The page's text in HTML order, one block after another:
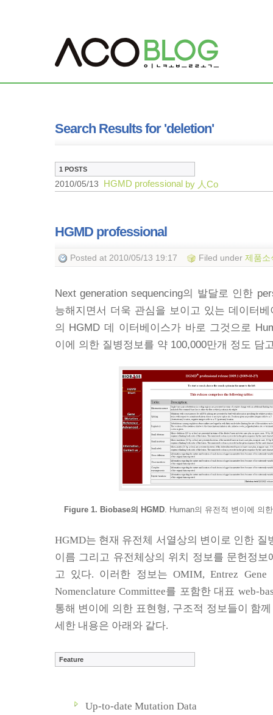
Search Results for 'deletion'
1 POSTS
2010/05/13 HGMD professional by 人Co
HGMD professional
Posted at 2010/05/13 19:17 Filed under제품소
Next generation sequencing의 발달로 인한
능해지면서 더욱 관심을 보이고 있는 데이터베
의
HGMD 데 이터베이스가 바로 그것으로
이에 의한 질병정보를 약100,000만개 정도 담
Figure 1. Biobase의 HGMD. Human의 유전적 변이에 의
HGMD는 현재 유전체 서열상의 변이로 인한 질
이름 그리고 유전체상의 위치 정보를 문헌정보
고 있다. 이러한 정보는 OMIM, Entrez Gene
Nomenclature Committee를 포함한 대표 web-
통해 변이에 의한 표현형, 구조적 정보들이 함
세한 내용은 아래와 같다.
Feature
Up-to-date Mutation Data